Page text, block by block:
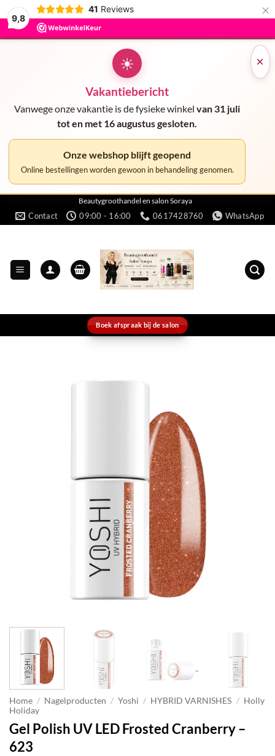
9,8
41 Reviews ×
×
☀
Vakantiebericht
Vanwege onze vakantie is de fysieke winkel van 31 juli
tot en met 16 augustus gesloten.
Onze webshop blijft geopend
Online bestellingen worden gewoon in behandeling genomen.
naar
Beautygroothandel en salon Soraya
Contact 09:00 - 16:00 0617428760 WhatsApp
Boek afspraak bij de salon
Home / Nagelproducten / Yoshi / HYBRID VARNISHES / Holly
Holiday
Gel Polish UV LED Frosted Cranberry –
623